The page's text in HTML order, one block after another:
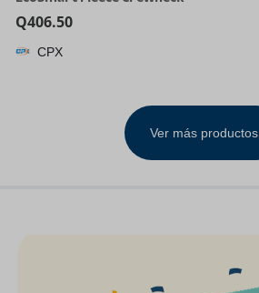
Sweatshirt, Big & Tall
Available, 1 or 2-Pack
Q406.50
CPX
Ver más productos